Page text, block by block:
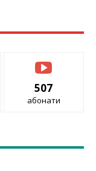
507
абонати